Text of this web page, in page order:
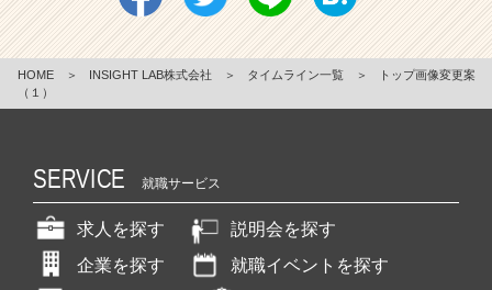
HOME ＞ INSIGHT LAB株式会社 ＞ タイムライン一覧 ＞
トップ画像変更案
（１）
SERVICE 就職サービス
求人を探す
説明会を探す
企業を探す
就職イベントを探す